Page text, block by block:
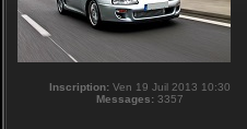
Inscription: Ven 19 Juil 2013 10:30
Messages: 3357